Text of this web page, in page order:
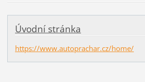
Úvodní stránka
https://www.autoprachar.cz/home/